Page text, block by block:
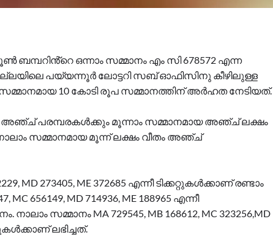
ഒന്നാം സമ്മാനം എം സി 678572 എന്ന
ജില്ലയിലെ പയ്യന്നൂർ ലോട്ടറി സബ് ഓഫിസിനു കീഴിലുള്ള
സമ്മാനമായ 10 കോടി രൂപ സമ്മാനത്തിന് അർഹത നേടിയത്.
അഞ്ച് പരമ്പരകള്‍ക്കും മൂന്നാം സമ്മാനമായ അഞ്ച് ലക്ഷം
സമ്മാനമായ മൂന്ന് ലക്ഷം വീതം അഞ്ച്
MD 273405, ME 372685 എന്നീ ടിക്കറ്റുകള്‍ക്കാണ് രണ്ടാം
MC 656149, MD 714936, ME 188965 എന്നീ
നാലാം സമ്മാനം MA 729545, MB 168612, MC 323256,MD
ലഭിച്ചത്.